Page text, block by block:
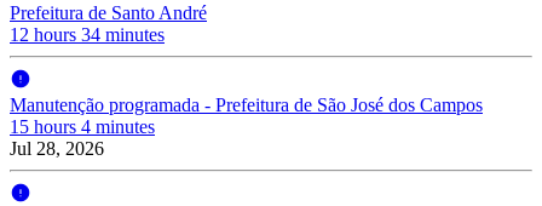
Prefeitura de Santo André
12 hours 34 minutes
Manutenção programada - Prefeitura de São José dos Campos
15 hours 4 minutes
Jul 28, 2026